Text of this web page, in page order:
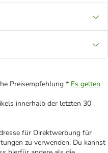
Preisempfehlung * Es gelten
innerhalb der letzten 30
für Direktwerbung für
zu verwenden. Du kannst